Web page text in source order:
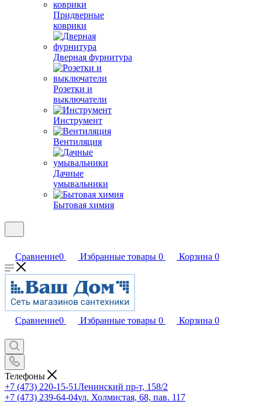
Придверные
коврики
Дверная фурнитура
Розетки и
выключатели
Инструмент
Вентиляция
Дачные
умывальники
Бытовая химия
Сравнение0 Избранные товары 0 Корзина 0
Сравнение0 Избранные товары 0 Корзина 0
Телефоны
+7 (473) 220-15-51Ленинский пр-т, 158/2
+7 (473) 239-64-04ул. Холмистая, 68, пав. 117